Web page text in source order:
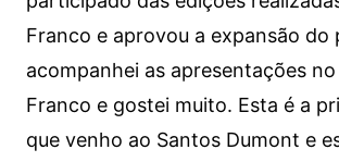
Franco e aprovou a expansão do
acompanhei as apresentações
Franco e gostei muito. Esta é a
que venho ao Santos Dumont e